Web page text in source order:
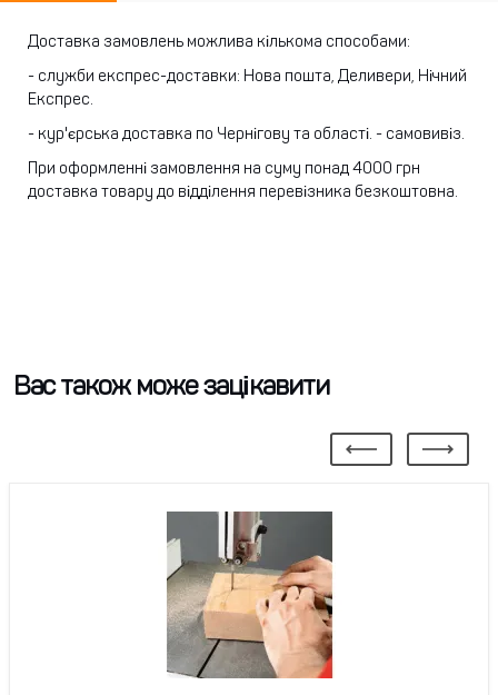
Доставка замовлень можлива кількома способами:
- служби експрес-доставки: Нова пошта, Деливери, Нічний
Експрес.
- кур'єрська доставка по Чернігову та області. - самовивіз.
При оформленні замовлення на суму понад 4000 грн
доставка товару до відділення перевізника безкоштовна.
Вас також може зацікавити